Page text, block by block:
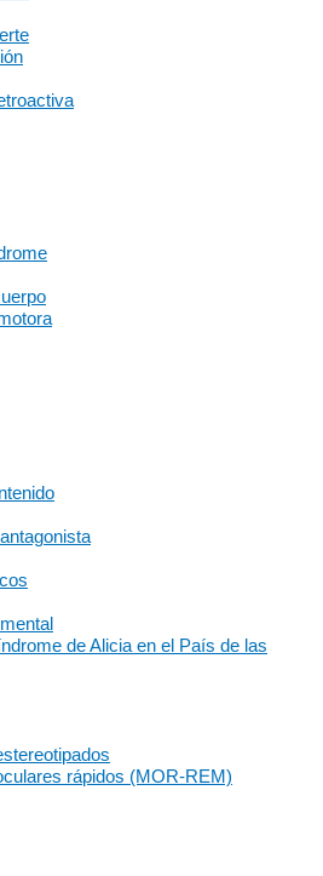
de Alicia en el País de las
rápidos (MOR-REM)